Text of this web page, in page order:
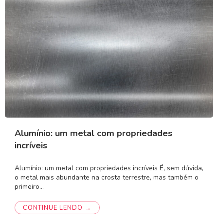
Alumínio: um metal com propriedades
incríveis
Alumínio: um metal com propriedades incríveis É, sem dúvida,
o metal mais abundante na crosta terrestre, mas também o
primeiro…
CONTINUE LENDO →